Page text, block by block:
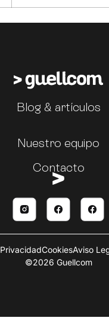
Blog & artículos
Nuestro equipo
Contacto
©2026 Guellcom
PrivacidadCookiesAviso